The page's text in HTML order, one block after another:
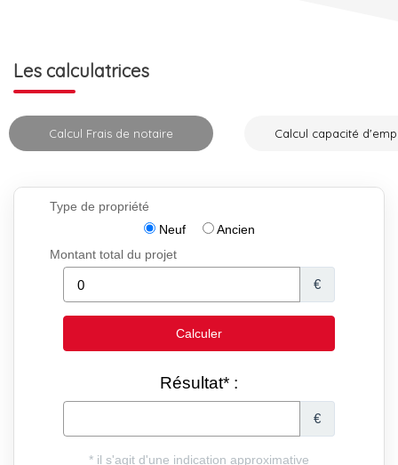
Les calculatrices
Calcul Frais de notaire Calcul capacité